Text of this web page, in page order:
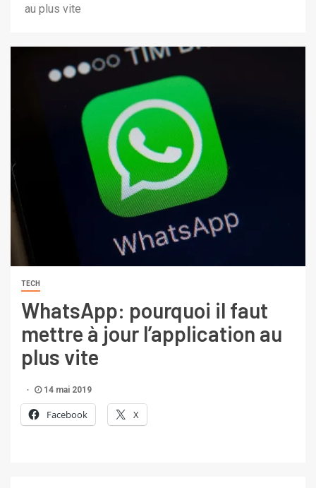
au plus vite
TECH
WhatsApp: pourquoi il faut
mettre à jour l’application au
plus vite
14 mai 2019
Facebook X